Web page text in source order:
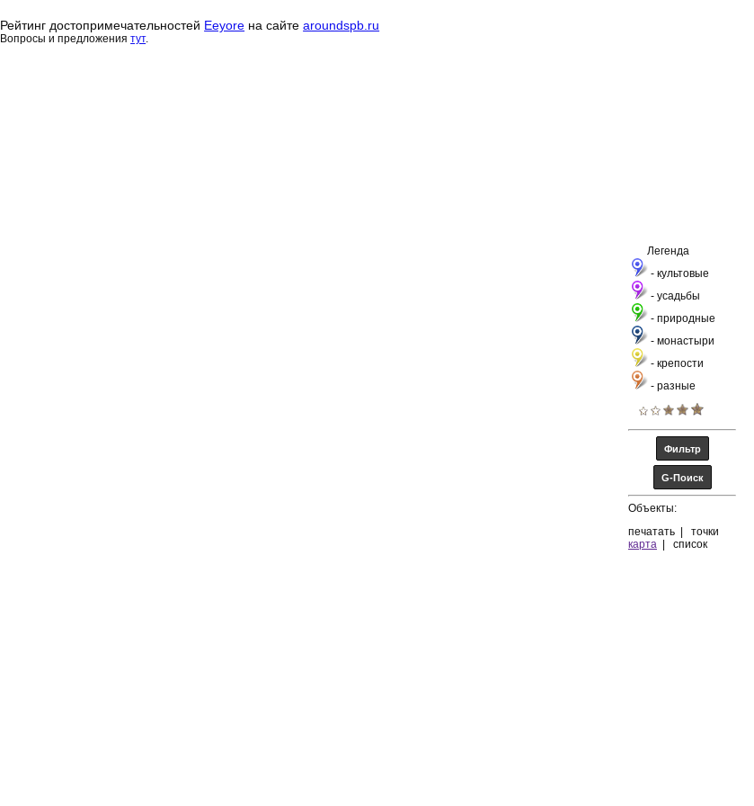
Рейтинг достопримечательностей Eeyore на сайтеaroundspb.ru
Вопросы и предложениятут.
Легенда
- культовые
- усадьбы
- природные
- монастыри
- крепости
- разные
Объекты:
печатать
точки
карта
список